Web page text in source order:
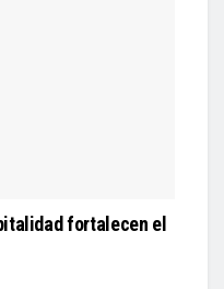
fortalecen el